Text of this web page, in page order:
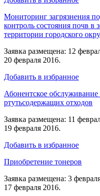
Мониторинг загрязнения
контроль состояния почв
территории городского
Заявка размещена: 12
20 февраля 2016.
Добавить в избранное
Абонентское
ртутьсодержащих отходов
Заявка размещена: 11
19 февраля 2016.
Добавить в избранное
Приобретение тонеров
Заявка размещена: 3
17 февраля 2016.